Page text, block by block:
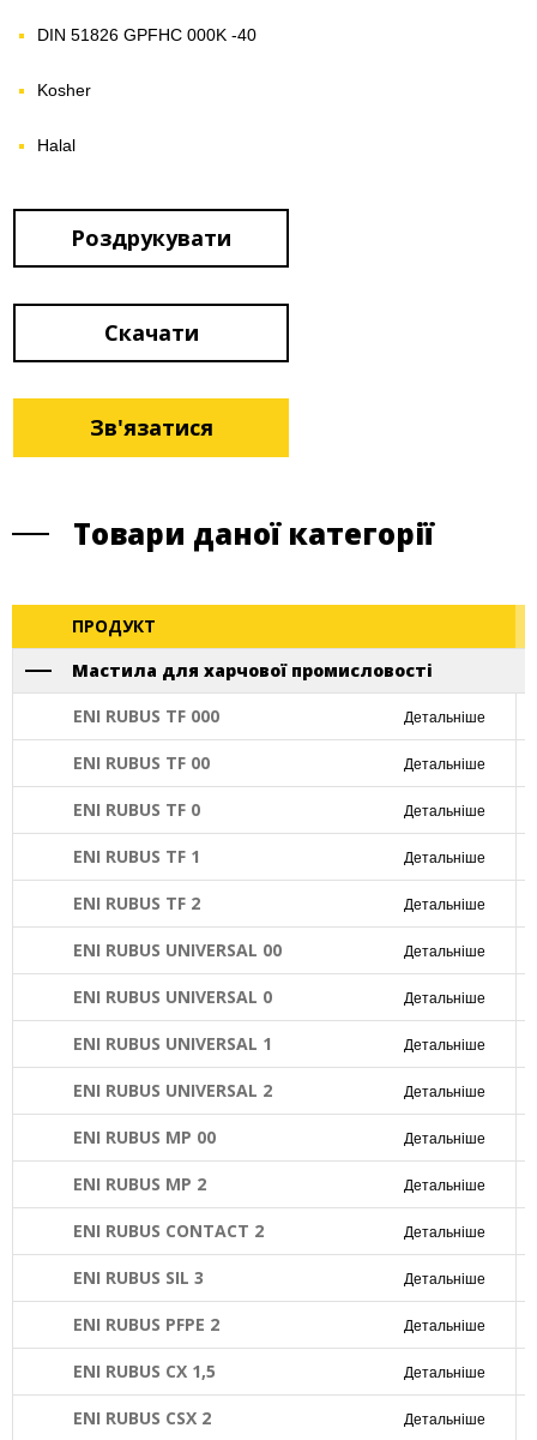
DIN 51826 GPFHC 000K -40
Kosher
Halal
Роздрукувати
Скачати
Зв'язатися
Товари даної категорії
ПРОДУКТ
Мастила для харчової промисловості
ENI RUBUS TF 000
Детальніше
ENI RUBUS TF 00 Детальніше
ENI RUBUS TF 0 Детальніше
ENI RUBUS TF 1 Детальніше
ENI RUBUS TF 2 Детальніше
ENI RUBUS UNIVERSAL 00 Детальніше
ENI RUBUS UNIVERSAL 0 Детальніше
ENI RUBUS UNIVERSAL 1 Детальніше
ENI RUBUS UNIVERSAL 2 Детальніше
ENI RUBUS MP 00 Детальніше
ENI RUBUS MP 2 Детальніше
ENI RUBUS CONTACT 2 Детальніше
ENI RUBUS SIL 3 Детальніше
ENI RUBUS PFPE 2 Детальніше
ENI RUBUS CX 1,5 Детальніше
ENI RUBUS CSX 2 Детальніше